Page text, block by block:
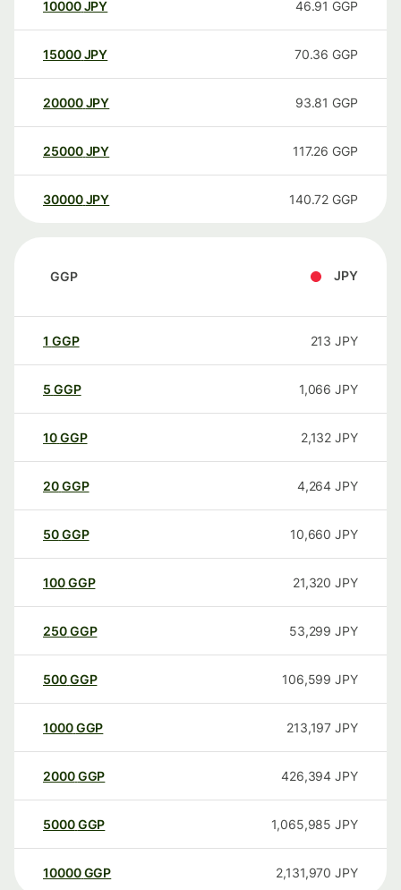
10000 JPY 46.91 GGP
15000 JPY 70.36 GGP
20000 JPY 93.81 GGP
25000 JPY 117.26 GGP
30000 JPY 140.72 GGP
GGP JPY
1 GGP 213 JPY
5 GGP 1,066 JPY
10GGP 2,132 JPY
20GGP 4,264 JPY
50GGP 10,660 JPY
100GGP 21,320 JPY
250GGP 53,299 JPY
500GGP 106,599 JPY
1000GGP 213,197 JPY
2000GGP 426,394 JPY
5000GGP 1,065,985 JPY
10000 GGP 2,131,970 JPY